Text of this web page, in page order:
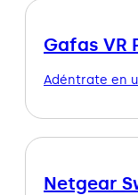
Gafas VR
Adéntrate en
Netgear